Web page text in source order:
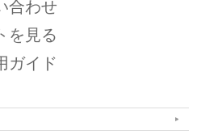
合わせ
を見る
ガイド